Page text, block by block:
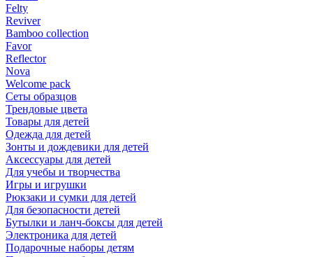
Felty
Reviver
Bamboo collection
Favor
Reflector
Nova
Welcome pack
Сеты образцов
Трендовые цвета
Товары для детей
Одежда для детей
Зонты и дождевики для детей
Аксессуары для детей
Для учебы и творчества
Игры и игрушки
Рюкзаки и сумки для детей
Для безопасности детей
Бутылки и ланч-боксы для детей
Электроника для детей
Подарочные наборы детям